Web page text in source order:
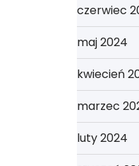
czerwiec
maj 2024
kwiecień
marzec
luty 2024